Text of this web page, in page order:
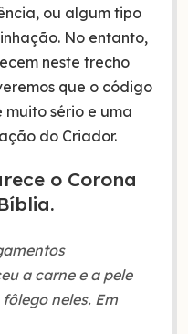
ou algum tipo
No entanto,
neste trecho
que o código
sério e uma
do Criador.
o Corona
a carne e a pele
neles. Em